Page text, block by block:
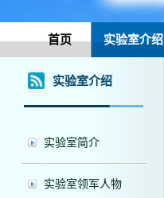
首页 实验室介绍
实验室介绍
实验室简介
实验室领军人物